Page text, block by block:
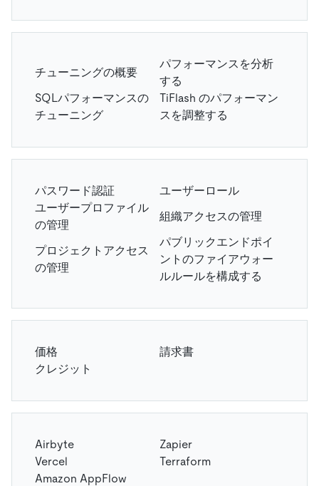
チューニングの概要
パフォーマンスを分析
する
SQLパフォーマンスの
チューニング
TiFlash のパフォーマン
スを調整する
パスワード認証
ユーザーロール
ユーザープロファイル
の管理
組織アクセスの管理
プロジェクトアクセス
の管理
パブリックエンドポイ
ントのファイアウォー
ルルールを構成する
価格
請求書
クレジット
Airbyte
Zapier
Vercel
Terraform
Amazon AppFlow